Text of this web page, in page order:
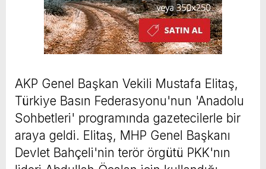
AKP Genel Başkan Vekili Mustafa Elitaş,
Türkiye Basın Federasyonu'nun 'Anadolu
Sohbetleri' programında gazetecilerle bir
araya geldi. Elitaş, MHP Genel Başkanı
Devlet Bahçeli'nin terör örgütü PKK'nın